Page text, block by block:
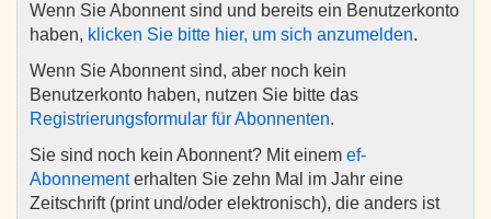
Wenn Sie Abonnent sind und bereits ein Benutzerkonto
haben, klicken Sie bitte hier, um sich anzumelden.
Wenn Sie Abonnent sind, aber noch kein
Benutzerkonto haben, nutzen Sie bitte das
Registrierungsformular für Abonnenten.
Sie sind noch kein Abonnent? Mit einem ef-
Abonnementerhalten Sie zehn Mal im Jahr eine
Zeitschrift (print und/oder elektronisch), die anders ist